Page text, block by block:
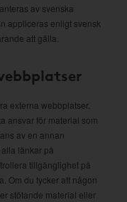
av svenska
appliceras enligt svensk
att gälla.
externa webbplatser.
ansvar för material som
av en annan
länkar på
tillgänglighet på
Om du tycker att någon
stötande material eller